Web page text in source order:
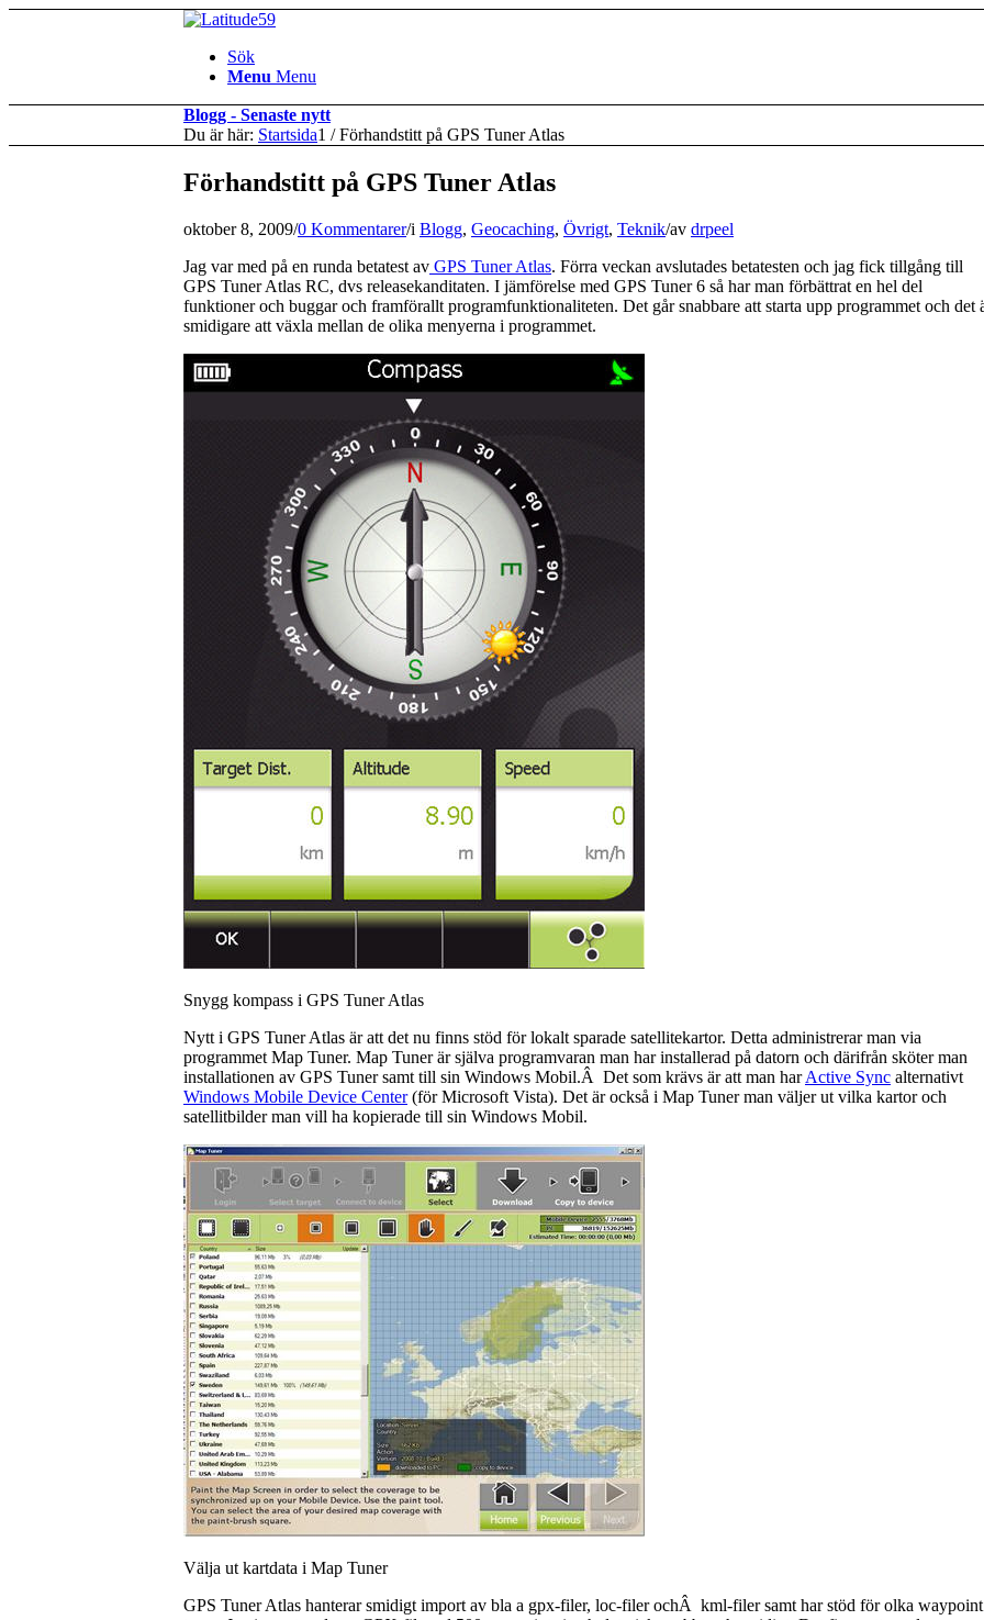
Sök
Menu Menu
Blogg - Senaste nytt
Du är här: Startsida1 / Förhandstitt på GPS Tuner Atlas
Förhandstitt på GPS Tuner Atlas
oktober 8, 2009/0 Kommentarer/i Blogg, Geocaching, Övrigt, Teknik/av drpeel
Jag var med på en runda betatest av GPS Tuner Atlas. Förra veckan avslutades betatesten och jag fick tillgång till
GPS Tuner Atlas RC, dvs releasekanditaten. I jämförelse med GPS Tuner 6 så har man förbättrat en hel del
funktioner och buggar och framförallt programfunktionaliteten. Det går snabbare att starta upp programmet och det
smidigare att växla mellan de olika menyerna i programmet.
Snygg kompass i GPS Tuner Atlas
Nytt i GPS Tuner Atlas är att det nu finns stöd för lokalt sparade satellitekartor. Detta administrerar man via
programmet Map Tuner. Map Tuner är själva programvaran man har installerad på datorn och därifrån sköter man
installationen av GPS Tuner samt till sin Windows Mobil.Â Det som krävs är att man harActive Sync alternativt
Windows Mobile Device Center(för Microsoft Vista). Det är också i Map Tuner man väljer ut vilka kartor och
satellitbilder man vill ha kopierade till sin Windows Mobil.
Välja ut kartdata i Map Tuner
GPS Tuner Atlas hanterar smidigt import av bla a gpx-filer, loc-filer ochÂ kml-filer samt har stöd för olka waypoint